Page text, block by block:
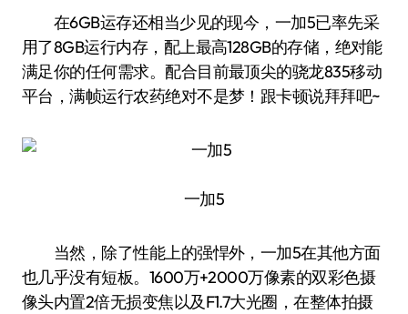
在6GB运存还相当少见的现今，一加5已率先采
用了8GB运行内存，配上最高128GB的存储，绝对能
满足你的任何需求。配合目前最顶尖的骁龙835移动
平台，满帧运行农药绝对不是梦！跟卡顿说拜拜吧~
一加5
当然，除了性能上的强悍外，一加5在其他方面
也几乎没有短板。1600万+2000万像素的双彩色摄
像头内置2倍无损变焦以及F1.7大光圈，在整体拍摄